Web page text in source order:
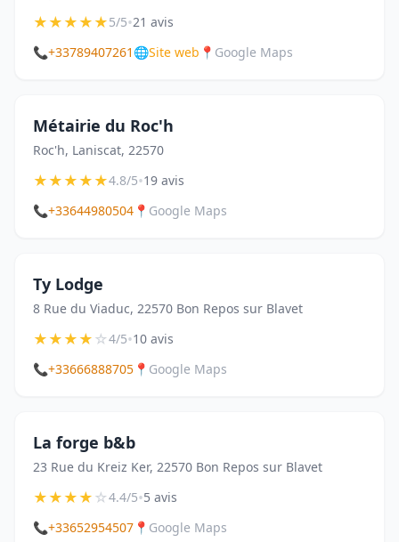
★★★★★5/5•21 avis
📞+33789407261 🌐Site web 📍 Google Maps
Métairie du Roc'h
Roc'h, Laniscat, 22570
★★★★★4.8/5•19 avis
📞+33644980504 📍 Google Maps
Ty Lodge
8 Rue du Viaduc, 22570 Bon Repos sur Blavet
★★★★☆4/5•10 avis
📞+33666888705 📍 Google Maps
La forge b&b
23 Rue du Kreiz Ker, 22570 Bon Repos sur Blavet
★★★★☆4.4/5•5 avis
📞+33652954507 📍 Google Maps